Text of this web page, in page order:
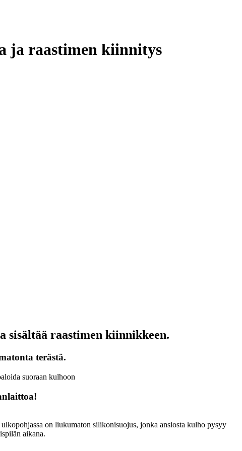
ja raastimen kiinnitys
sisältää raastimen kiinnikkeen.
terästä.
suoraan kulhoon
on liukumaton silikonisuojus, jonka ansiosta kulho pysyy
aikana.